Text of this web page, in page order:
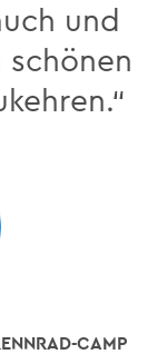
und
CAMP